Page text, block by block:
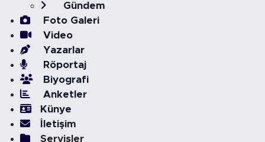
Gündem
Foto Galeri
Video
Yazarlar
Röportaj
Biyografi
Anketler
Künye
İletişim
Servisler